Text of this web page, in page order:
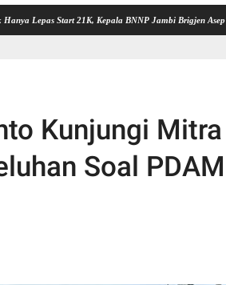
Start 21K, Kepala BNNP Jambi Brigjen Asep Ikut Lari 5K
Kunjungi Mitra
Soal